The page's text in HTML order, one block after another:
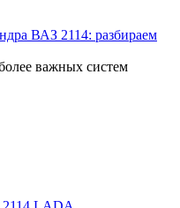
ВАЗ 2114: разбираем
важных систем